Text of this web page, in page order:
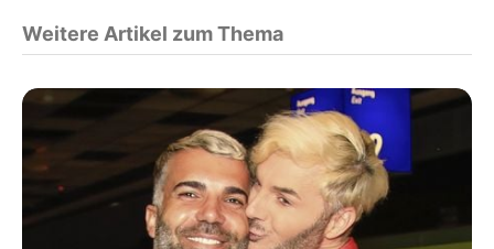
Weitere Artikel zum Thema